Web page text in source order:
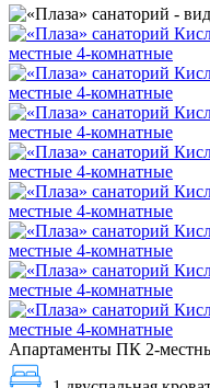
Апартаменты ПК 2-